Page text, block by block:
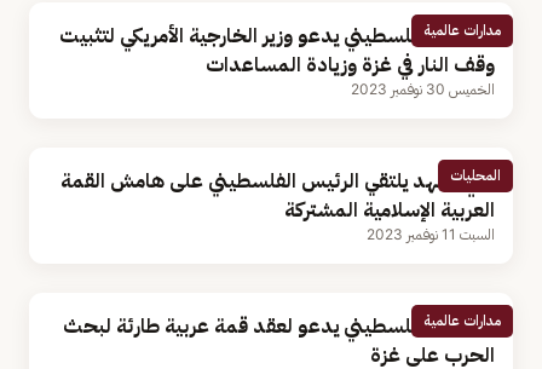
مدارات عالمية
الرئيس الفلسطيني يدعو وزير الخارجية الأمريكي لتثبيت
وقف النار في غزة وزيادة المساعدات
الخميس 30 نوفمبر 2023
المحليات
ولي العهد يلتقي الرئيس الفلسطيني على هامش القمة
العربية الإسلامية المشتركة
السبت 11 نوفمبر 2023
مدارات عالمية
الرئيس الفلسطيني يدعو لعقد قمة عربية طارئة لبحث
الحرب على غزة